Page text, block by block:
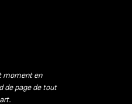
moment en
de page de tout